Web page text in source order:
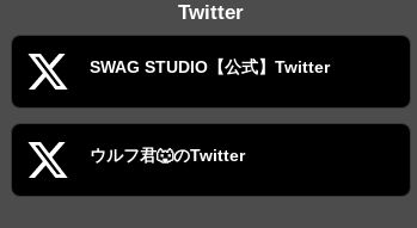
Twitter
SWAG STUDIO【公式】Twitter
ウルフ君🐺のTwitter